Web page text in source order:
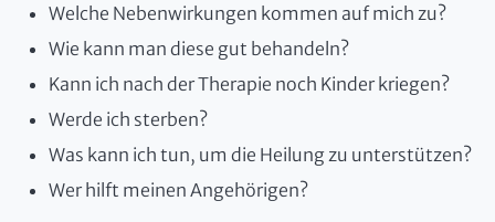
Welche Nebenwirkungen kommen auf mich zu?
Wie kann man diese gut behandeln?
Kann ich nach der Therapie noch Kinder kriegen?
Werde ich sterben?
Was kann ich tun, um die Heilung zu unterstützen?
Wer hilft meinen Angehörigen?